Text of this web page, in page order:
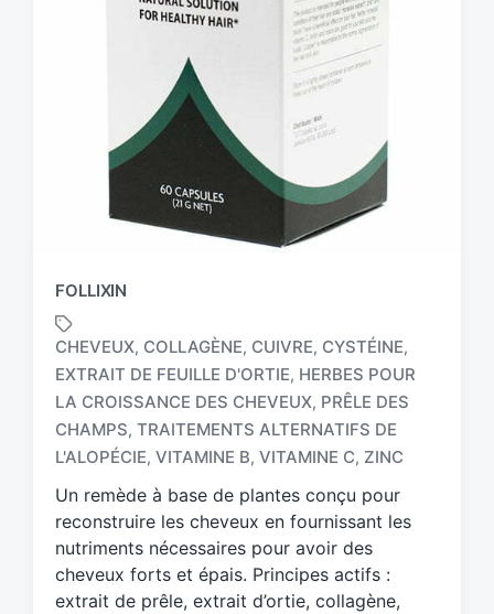
FOLLIXIN
T
a
g
e
d
w
CHEVEUX, COLLAGÈNE, CUIVRE, CYSTÉINE,
EXTRAIT DE FEUILLE D'ORTIE, HERBES POUR
LA CROISSANCE DES CHEVEUX, PRÊLE DES
CHAMPS, TRAITEMENTS ALTERNATIFS DE
L'ALOPÉCIE, VITAMINE B, VITAMINE C, ZINC
Un remède à base de plantes conçu pour
reconstruire les cheveux en fournissant les
nutriments nécessaires pour avoir des
cheveux forts et épais. Principes actifs :
extrait de prêle, extrait d’ortie, collagène,